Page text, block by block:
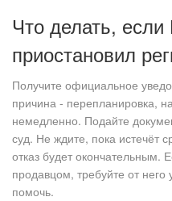
Что делать, если
приостановил
Получите официальное
причина - перепланировка,
немедленно. Подайте
суд. Не ждите, пока истечёт
отказ будет окончательным.
продавцом, требуйте от него
помочь.